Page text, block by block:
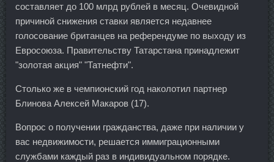
составляет до 100 млрд рублей в месяц. Очевидной
причиной снижения ставки является недавнее
голосование британцев на референдуме по выходу из
Евросоюза. Правительству Татарстана принадлежит
"золотая акция" "Татнефти".
Столько же в чемпионский год наколотил партнер
Блинова Алексей Макаров (17).
Вопрос о получении гражданства, даже при наличии у
вас недвижимости, решается иммиграционными
службами каждый раз в индивидуальном порядке.